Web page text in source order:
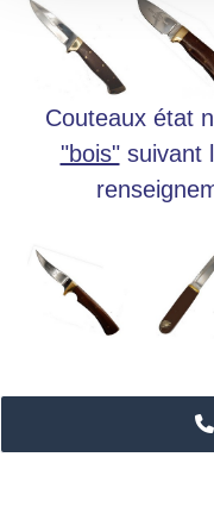
Couteaux état
"bois"suivant